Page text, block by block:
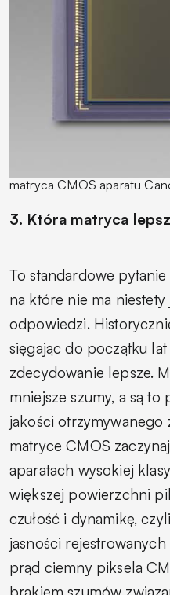
matryca CMOS aparatu
3. Która matryca
To standardowe
na które nie ma
odpowiedzi.
sięgając do początku
zdecydowanie lepsze.
mniejsze szumy, a są
jakości
matryce CMOS
aparatach wysokiej
większej powierzchni
czułość i dynamikę,
jasności
prąd ciemny piksela